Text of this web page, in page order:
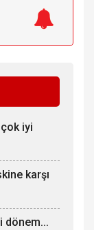
çok iyi
karşı
dönem...